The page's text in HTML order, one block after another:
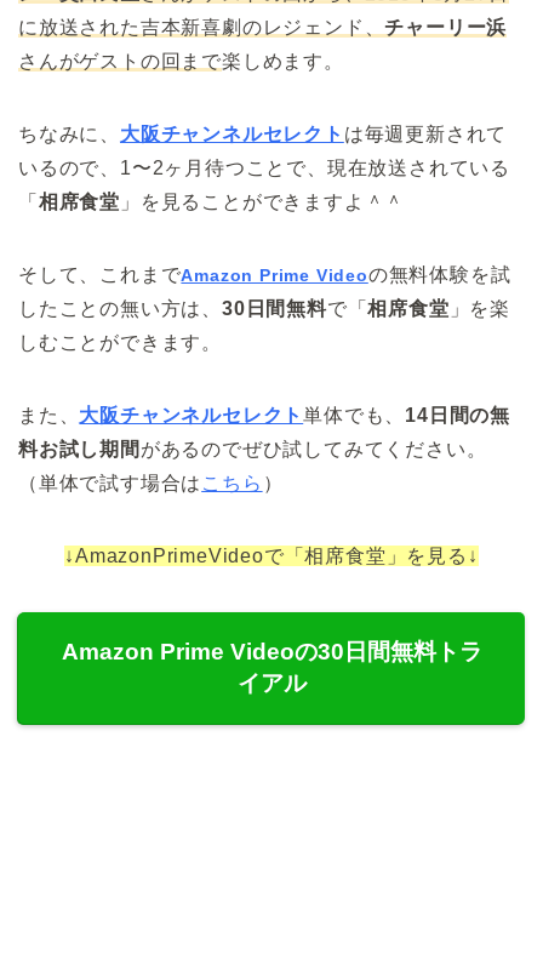
に放送された吉本新喜劇のレジェンド、チャーリー浜
さんがゲストの回まで楽しめます。
ちなみに、 大阪チャンネルセレクト は毎週更新されて
いるので、1〜2ヶ月待つことで、現在放送されている
「 相席食堂 」を見ることができますよ＾＾
そして、これまでAmazon Prime Videoの無料体験を試
したことの無い方は、 30日間無料で「相席食堂 」を楽
しむことができます。
また、 大阪チャンネルセレクト単体でも、 14日間の無
料お試し期間 があるのでぜひ試してみてください。
（単体で試す場合は こちら ）
↓AmazonPrimeVideoで「相席食堂」を見る↓
Amazon Prime Videoの30日間無料トラ
イアル